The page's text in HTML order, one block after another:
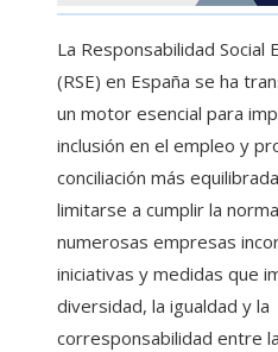
La Responsabilidad Social
(RSE) en España se ha
un motor esencial para
inclusión en el empleo y
conciliación más
limitarse a cumplir la
numerosas empresas
iniciativas y medidas que
diversidad, la igualdad y la
corresponsabilidad entre